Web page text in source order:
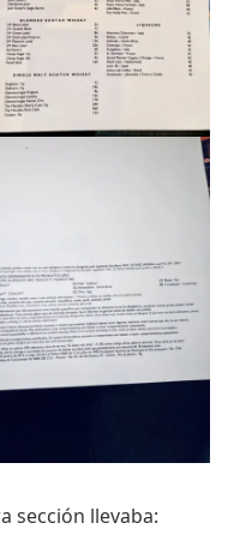
sección llevaba: